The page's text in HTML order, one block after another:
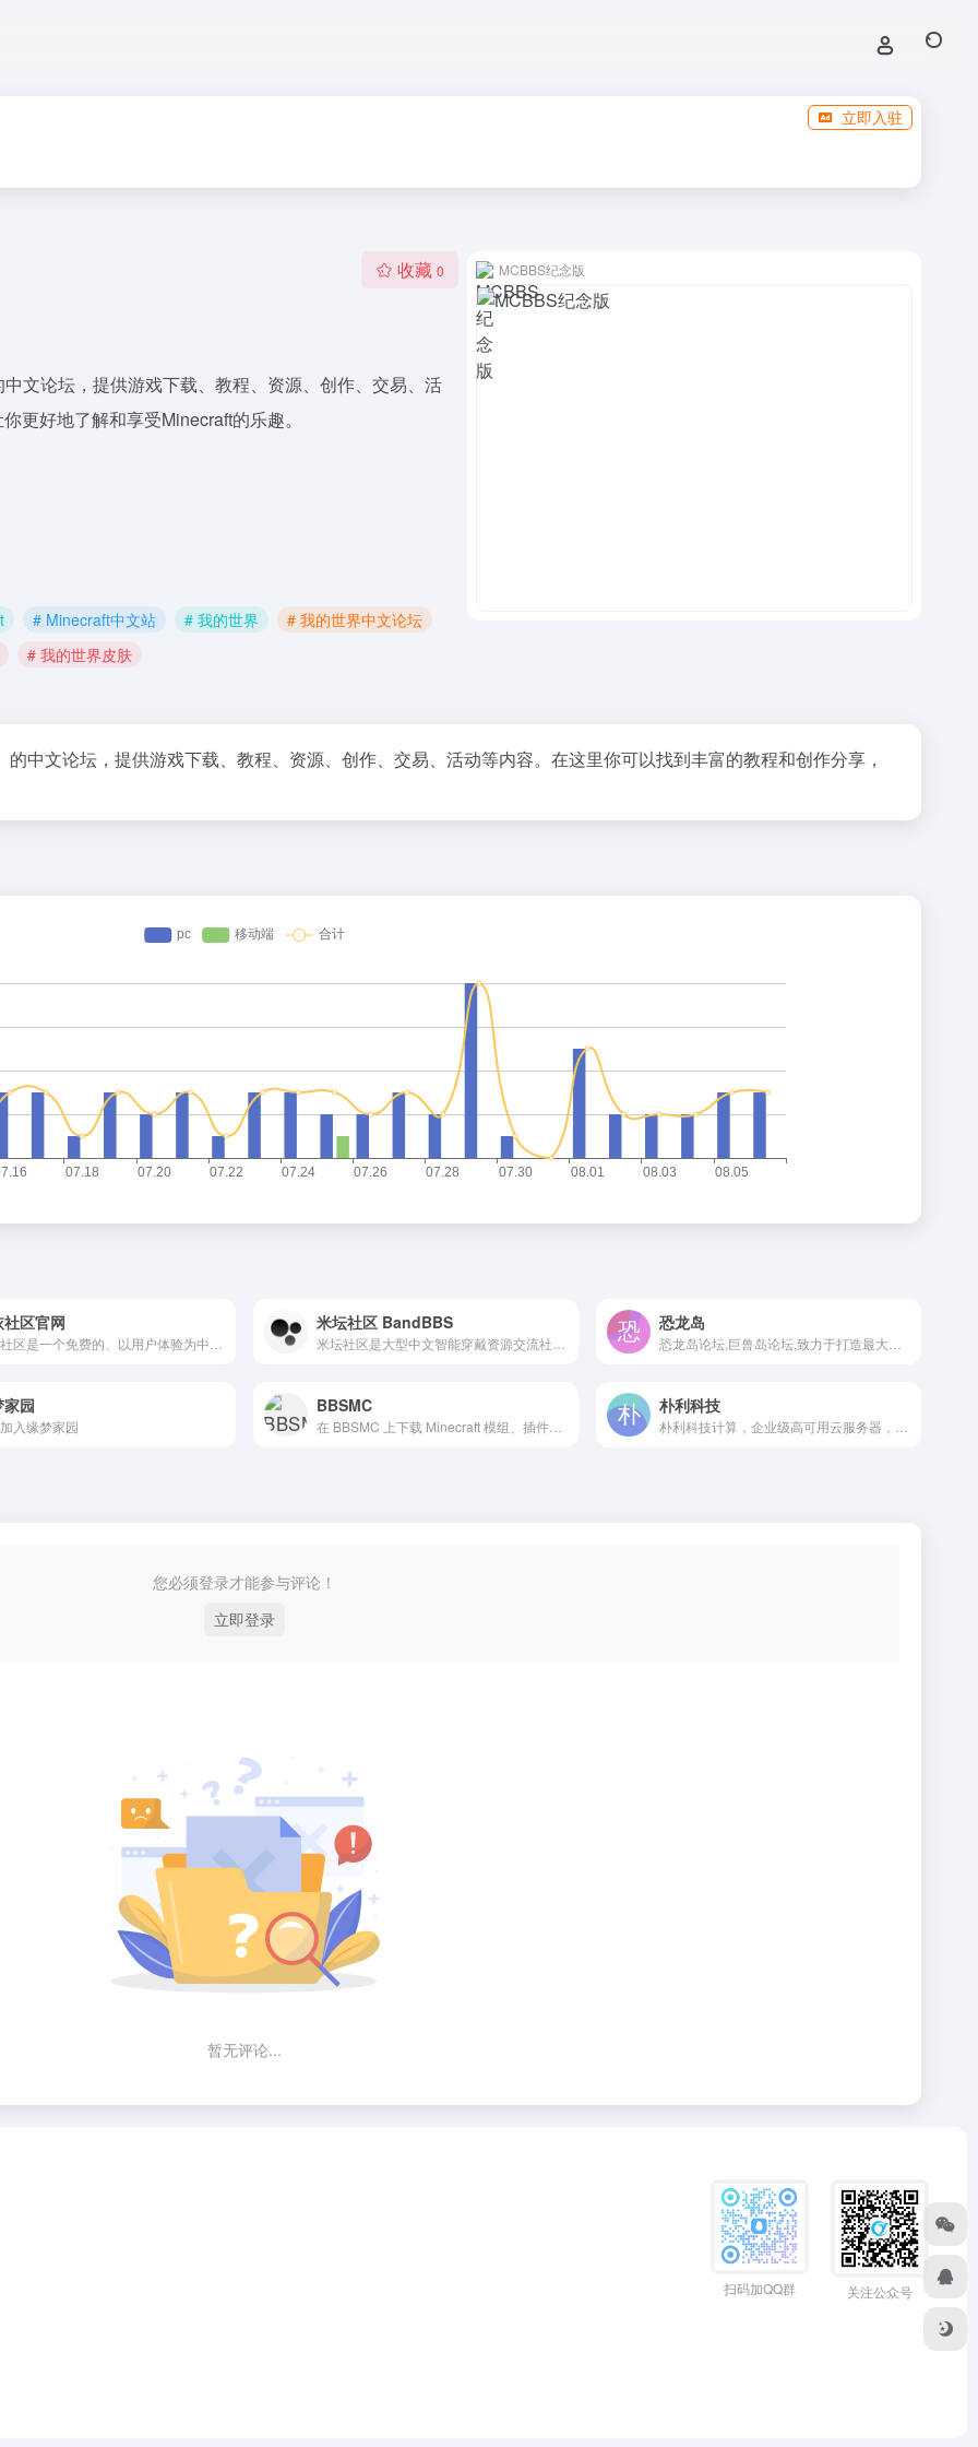
立即入驻
收藏 0
文论坛，提供游戏下载、教程、资源、创作、交易、活
更好地了解和享受Minecraft的乐趣。
# Minecraft中文站 # 我的世界
# 我的世界中文论坛
# 我的世界皮肤
MCBBS纪念版
中文论坛，提供游戏下载、教程、资源、创作、交易、活动等内容。在这里你可以找到丰富的教程和创作分享，
区官网 米坛社区 BandBBS 恐龙岛
园
入缘梦家园
BBSMC 朴利科技
您必须登录才能参与评论！
立即登录
暂无评论...
扫码加QQ群 关注公众号